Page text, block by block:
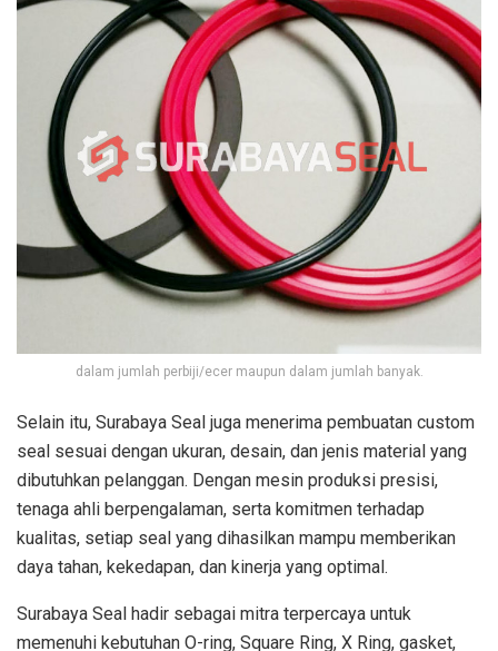
dalam jumlah perbiji/ecer maupun dalam jumlah banyak.
Selain itu, Surabaya Seal juga menerima pembuatan custom
seal sesuai dengan ukuran, desain, dan jenis material yang
dibutuhkan pelanggan. Dengan mesin produksi presisi,
tenaga ahli berpengalaman, serta komitmen terhadap
kualitas, setiap seal yang dihasilkan mampu memberikan
daya tahan, kekedapan, dan kinerja yang optimal.
Surabaya Seal hadir sebagai mitra terpercaya untuk
memenuhi kebutuhan O-ring, Square Ring, X Ring, gasket,